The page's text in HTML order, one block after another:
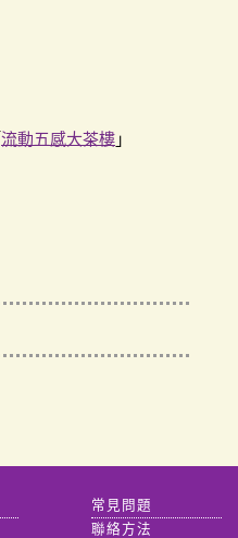
流動五感大茶樓」
常見問題
聯絡方法